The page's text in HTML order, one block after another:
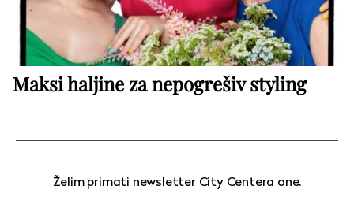
Maksi haljine za nepogrešiv styling
Želim primati newsletter City Centera one.